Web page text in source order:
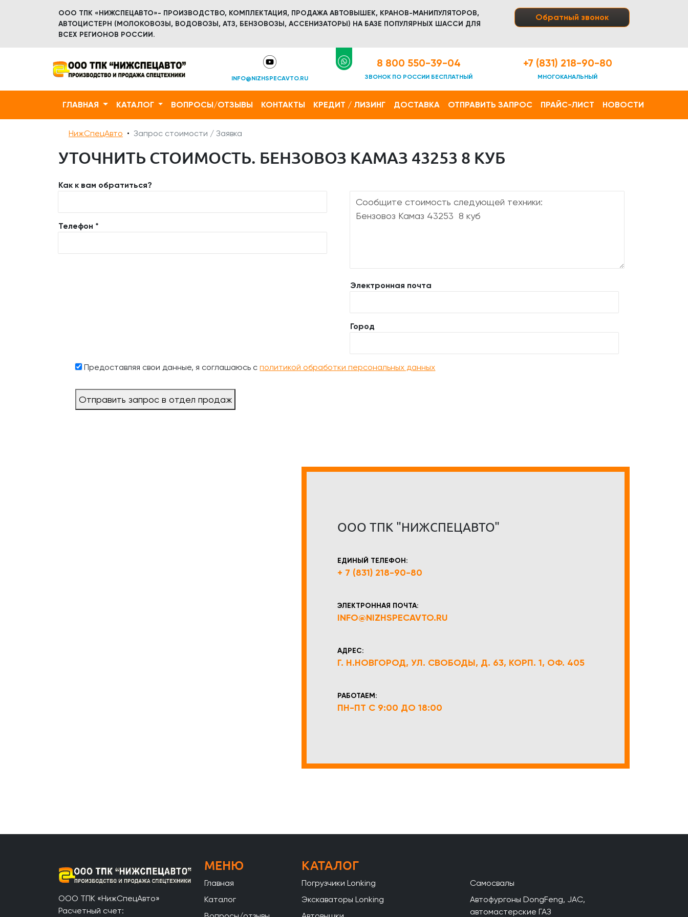
ООО ТПК «НИЖСПЕЦАВТО»- ПРОИЗВОДСТВО, КОМПЛЕКТАЦИЯ, ПРОДАЖА АВТОВЫШЕК, КРАНОВ-МАНИПУЛЯТОРОВ,
АВТОЦИСТЕРН (МОЛОКОВОЗЫ, ВОДОВОЗЫ, АТЗ, БЕНЗОВОЗЫ, АССЕНИЗАТОРЫ) НА БАЗЕ ПОПУЛЯРНЫХ ШАССИ ДЛЯ
ВСЕХ РЕГИОНОВ РОССИИ.
Обратный звонок
INFO@NIZHSPECAVTO.RU
8 800 550-39-04
ЗВОНОК ПО РОССИИ БЕСПЛАТНЫЙ
+7 (831) 218-90-80
МНОГОКАНАЛЬНЫЙ
ГЛАВНАЯ КАТАЛОГ ВОПРОСЫ/ОТЗЫВЫ КОНТАКТЫ КРЕДИТ / ЛИЗИНГ ДОСТАВКА ОТПРАВИТЬ ЗАПРОС ПРАЙС-ЛИСТ НОВОСТИ
НижСпецАвто Запрос стоимости / Заявка
УТОЧНИТЬ СТОИМОСТЬ. БЕНЗОВОЗ КАМАЗ 43253 8 КУБ
Как к вам обратиться?
Телефон *
Электронная почта
Город
Предоставляя свои данные, я соглашаюсь сполитикой обработки персональных данных
Отправить запрос в отдел продаж
ООО ТПК "НИЖСПЕЦАВТО"
ЕДИНЫЙ ТЕЛЕФОН:
+ 7 (831) 218-90-80
ЭЛЕКТРОННАЯ ПОЧТА:
INFO@NIZHSPECAVTO.RU
АДРЕС:
Г. Н.НОВГОРОД, УЛ. СВОБОДЫ, Д. 63, КОРП. 1, ОФ. 405
РАБОТАЕМ:
ПН-ПТ С 9:00 ДО 18:00
ООО ТПК «НижСпецАвто»
Расчетный счет:
МЕНЮ
Главная
Каталог
КАТАЛОГ
Погрузчики Lonking
Экскаваторы Lonking
Самосвалы
Автофургоны DongFeng, JAC,
автомастерские ГАЗ